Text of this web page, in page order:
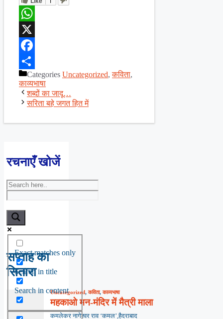
WhatsApp
X
Facebook
ShareCategories Uncategorized,कविता,
काव्यभाषा
शब्दों का जादू…
सरिता बहे जगत हित में
रचनाएँ खोजें
Exact matches only
Search in title
Search in content
सप्ताह का
सितारा